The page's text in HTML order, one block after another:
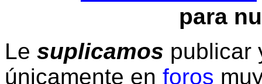
para
Le suplicamos publicar
únicamente en foros